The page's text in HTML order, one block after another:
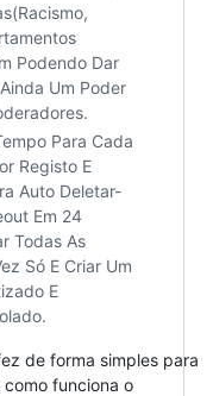
Podendo Dar
Um Poder
Para Cada
Registo E
Auto Deletar-
Em 24
Todas As
Só E Criar Um
E
de forma simples para
funciona o